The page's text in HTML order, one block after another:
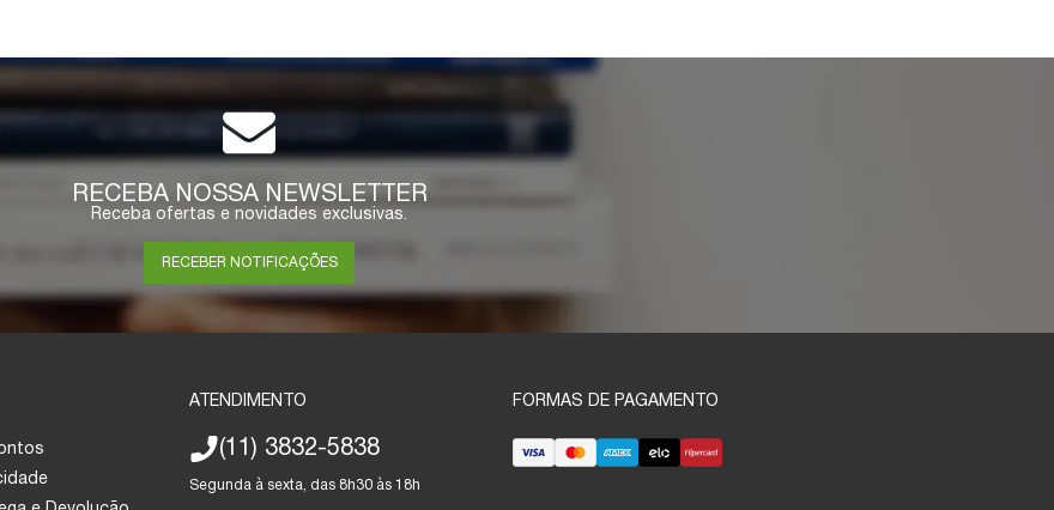
RECEBA NOSSA NEWSLETTER
Receba ofertas e novidades exclusivas.
RECEBER NOTIFICAÇÕES
ATENDIMENTO
(11) 3832-5838
Segunda à sexta, das 8h30 às 18h
FORMAS DE PAGAMENTO